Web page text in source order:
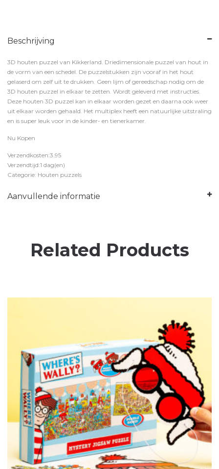
Beschrijving
3D houten puzzel van Kikkerland. Driedimensionale puzzel van hout in
de vorm van een schedel. De puzzelstukken zijn vooraf in het hout
gelaserd om zelf uit te drukken. Geen lijm of gereedschap nodig om de
3D houten puzzel in elkaar te zetten. Wordt geleverd met instructies.
Deze houten 3D puzzel kan in elkaar worden gezet en daarna ook weer
uit elkaar worden gehaald. Het multiplex heeft een natuurlijke uitstraling
en is super leuk voor in de kinder- en tienerkamer.
Nu Kopen
Verzendkosten:3.95
Verzendtijd:1 dag(en)
Categorie: Houten puzzels
Aanvullende informatie
Related Products